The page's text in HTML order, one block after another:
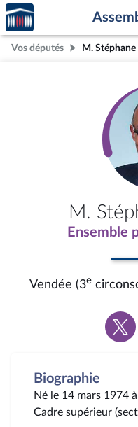
Aller au contenu
Aller en bas de la page
Accèder
à la
page
d'accueil
Vos députés
M.
Ensemble
Vendée (3e
Voir
la
Biographie
Né le 14 mars 1974
Cadre supérieur